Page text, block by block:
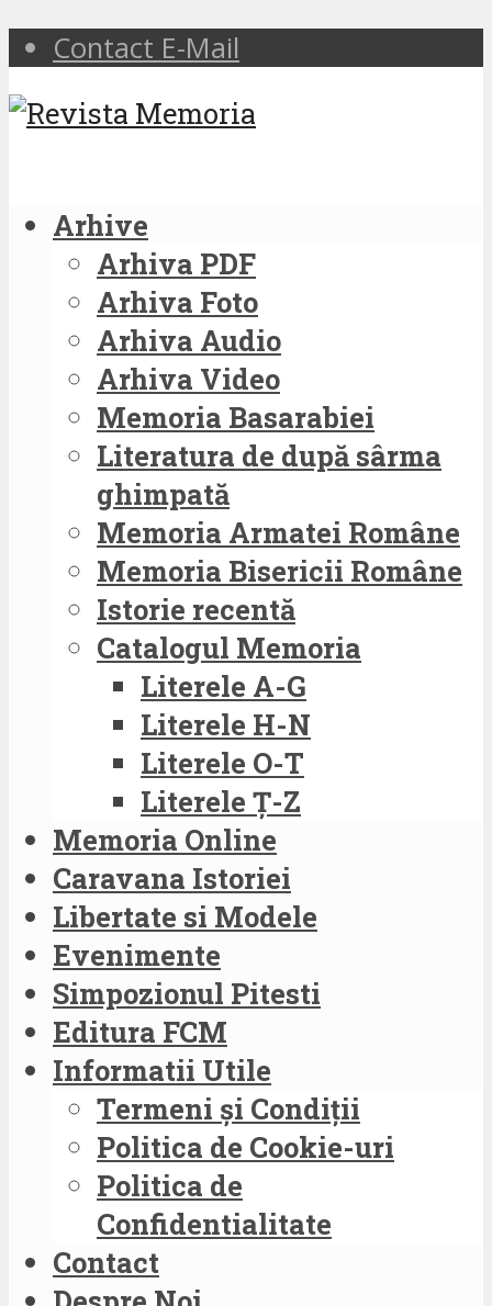
Contact E-Mail
Arhive
Arhiva PDF
Arhiva Foto
Arhiva Audio
Arhiva Video
Memoria Basarabiei
Literatura de după sârma
ghimpată
Memoria Armatei Române
Memoria Bisericii Române
Istorie recentă
Catalogul Memoria
Literele A-G
Literele H-N
Literele O-T
Literele Ț-Z
Memoria Online
Caravana Istoriei
Libertate si Modele
Evenimente
Simpozionul Pitesti
Editura FCM
Informatii Utile
Termeni și Condiții
Politica de Cookie-uri
Politica de
Confidentialitate
Contact